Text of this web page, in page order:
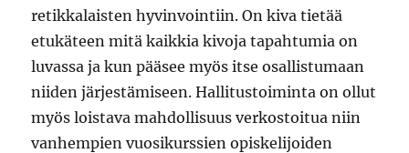
retikkalaisten hyvinvointiin. On kiva tietää
etukäteen mitä kaikkia kivoja tapahtumia on
luvassa ja kun pääsee myös itse osallistumaan
niiden järjestämiseen. Hallitustoiminta on ollut
myös loistava mahdollisuus verkostoitua niin
vanhempien vuosikurssien opiskelijoiden